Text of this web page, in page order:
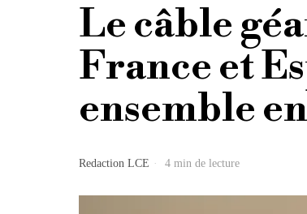
Le câble
France et
ensemble
Redaction LCE 4 min de lecture